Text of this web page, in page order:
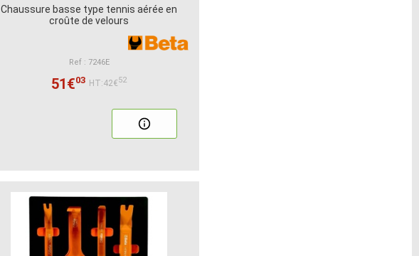
Chaussure basse type tennis aérée en
croûte de velours
Ref : 7246E
51€03 HT:42€52